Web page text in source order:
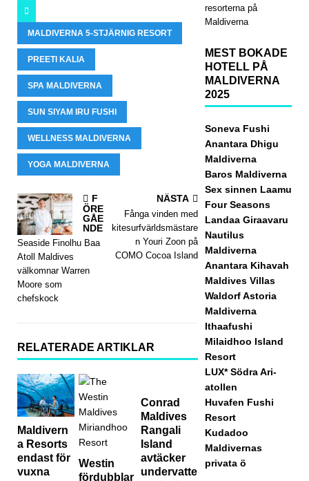
202
DEN
[17
5]
amo
n
Hote
ls &
MALDIVERNA 5-STJÄRNIG RESORT
PREETI KALIA
SPA MALDIVERNA
SUN SIYAM IRU FUSHI
WELLNESS MALDIVERNA
YOGA MALDIVERNA
F
ÖRE
GÅE
NDE
Seaside Finolhu Baa
Atoll Maldives
välkomnar Warren
Moore som
chefskock
NÄSTA
Fånga vinden med
kitesurfvärldsmästare
n Youri Zoon på
COMO Cocoa Island
RELATERADE ARTIKLAR
Maldivern
a Resorts
endast för
vuxna
Westin
fördubblar
Conrad
Maldives
Rangali
Island
avtäcker
undervatte
resorterna på
Maldiverna
MEST BOKADE
HOTELL PÅ
MALDIVERNA
2025
Soneva Fushi
Anantara Dhigu
Maldiverna
Baros Maldiverna
Sex sinnen Laamu
Four Seasons
Landaa Giraavaru
Nautilus
Maldiverna
Anantara Kihavah
Maldives Villas
Waldorf Astoria
Maldiverna
Ithaafushi
Milaidhoo Island
Resort
LUX* Södra Ari-
atollen
Huvafen Fushi
Resort
Kudadoo
Maldivernas
privata ö